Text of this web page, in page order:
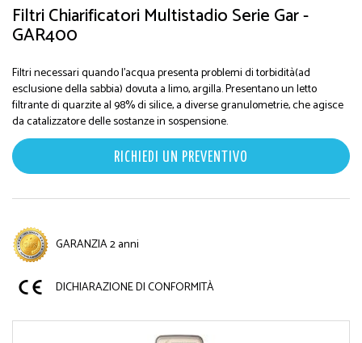
Filtri Chiarificatori Multistadio Serie Gar -
GAR400
Filtri necessari quando l'acqua presenta problemi di torbidità(ad
esclusione della sabbia) dovuta a limo, argilla. Presentano un letto
filtrante di quarzite al 98% di silice, a diverse granulometrie, che agisce
da catalizzatore delle sostanze in sospensione.
RICHIEDI UN PREVENTIVO
GARANZIA 2 anni
DICHIARAZIONE DI CONFORMITÀ